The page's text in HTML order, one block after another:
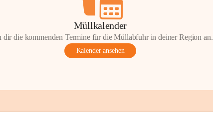
Müllkalender
dir die kommenden Termine für die Müllabfuhr in deiner Region an.
Kalender ansehen